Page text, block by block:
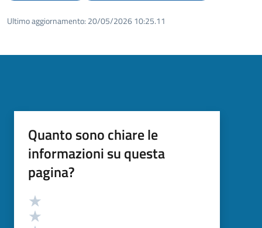
Ultimo aggiornamento: 20/05/2026 10:25.11
Quanto sono chiare le
informazioni su questa
pagina?
Valutazione